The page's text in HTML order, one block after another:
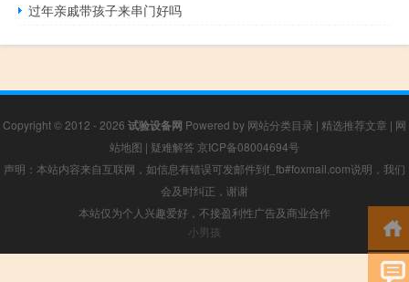
过年亲戚带孩子来串门好吗
Copyright © 2012 - 2026 试验设备网 Powered by 网站分类目录 | 精选推荐文章 | 网
站地图 | 疑难解答 京ICP备08004694号
声明：本站内容来自互联网，如信息有错误可发邮件到f_fb#foxmail.com说明，我们
会及时纠正，谢谢
本站仅为个人兴趣爱好，不接盈利性广告及商业合作
小男孩